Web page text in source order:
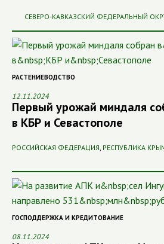
СЕВЕРО-КАВКАЗСКИЙ ФЕДЕРАЛЬНЫЙ
РАСТЕНИЕВОДСТВО
12.11.2024
Первый урожай миндаля
в КБР и Севастополе
РОССИЙСКАЯ ФЕДЕРАЦИЯ, РЕСПУБЛИКА
ГОСПОДДЕРЖКА И КРЕДИТОВАНИЕ
08.11.2024